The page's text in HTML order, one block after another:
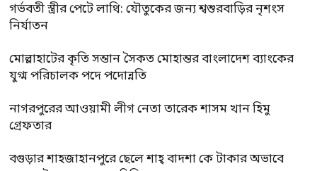
গর্ভবতী স্ত্রীর পেটে লাথি: যৌতুকের জন্য শ্বশুরবাড়ির নৃশংস
নির্যাতন
মোল্লাহাটের কৃতি সন্তান সৈকত মোহান্তর বাংলাদেশ ব্যাংকের
যুগ্ম পরিচালক পদে পদোন্নতি
নাগরপুরের আওয়ামী লীগ নেতা তারেক শাসম খান হিমু
গ্রেফতার
বগুড়ার শাহজাহানপুরে ছেলে শাহ্ বাদশা কে টাকার অভাবে